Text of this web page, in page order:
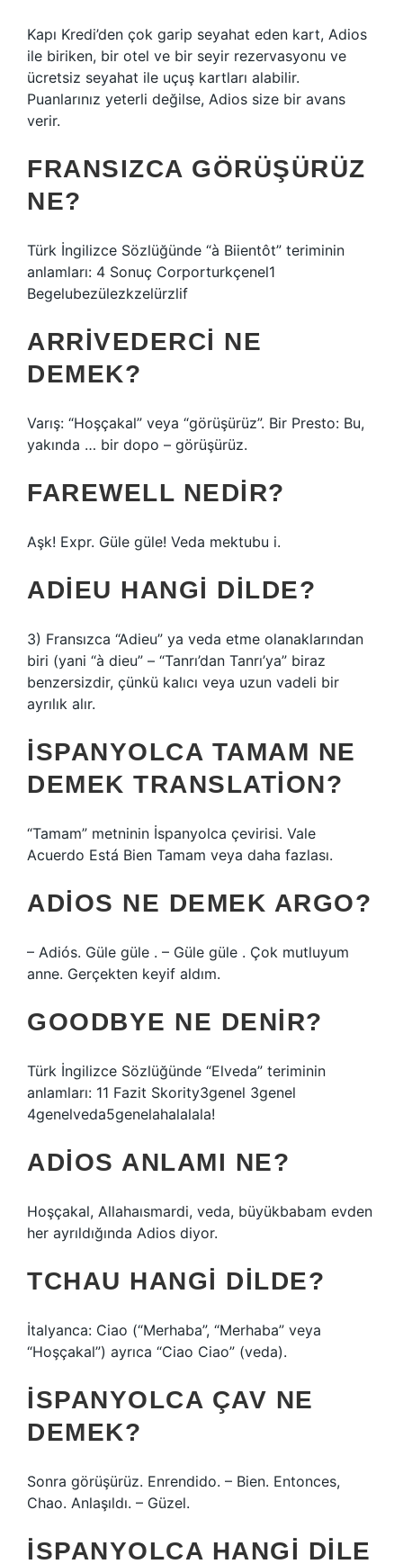
Kapı Kredi’den çok garip seyahat eden kart, Adios
ile biriken, bir otel ve bir seyir rezervasyonu ve
ücretsiz seyahat ile uçuş kartları alabilir.
Puanlarınız yeterli değilse, Adios size bir avans
verir.
FRANSIZCA GÖRÜŞÜRÜZ
NE?
Türk İngilizce Sözlüğünde “à Biientôt” teriminin
anlamları: 4 Sonuç Corporturkçenel1
Begelubezülezkzelürzlif
ARRIVEDERCI NE
DEMEK?
Varış: “Hoşçakal” veya “görüşürüz”. Bir Presto: Bu,
yakında … bir dopo – görüşürüz.
FAREWELL NEDIR?
Aşk! Expr. Güle güle! Veda mektubu i.
ADIEU HANGI DILDE?
3) Fransızca “Adieu” ya veda etme olanaklarından
biri (yani “à dieu” – “Tanrı’dan Tanrı’ya” biraz
benzersizdir, çünkü kalıcı veya uzun vadeli bir
ayrılık alır.
İSPANYOLCA TAMAM NE
DEMEK TRANSLATION?
“Tamam” metninin İspanyolca çevirisi. Vale
Acuerdo Está Bien Tamam veya daha fazlası.
ADIOS NE DEMEK ARGO?
– Adiós. Güle güle . – Güle güle . Çok mutluyum
anne. Gerçekten keyif aldım.
GOODBYE NE DENIR?
Türk İngilizce Sözlüğünde “Elveda” teriminin
anlamları: 11 Fazit Skority3genel 3genel
4genelveda5genelahalalala!
ADIOS ANLAMI NE?
Hoşçakal, Allahaısmardi, veda, büyükbabam evden
her ayrıldığında Adios diyor.
TCHAU HANGI DILDE?
İtalyanca: Ciao (“Merhaba”, “Merhaba” veya
“Hoşçakal”) ayrıca “Ciao Ciao” (veda).
İSPANYOLCA ÇAV NE
DEMEK?
Sonra görüşürüz. Enrendido. – Bien. Entonces,
Chao. Anlaşıldı. – Güzel.
İSPANYOLCA HANGI DILE